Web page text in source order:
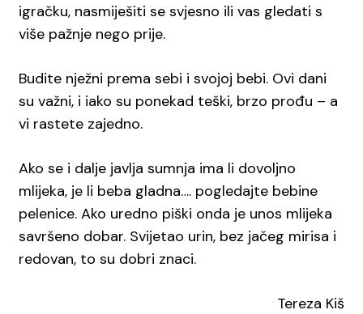
igračku, nasmiješiti se svjesno ili vas gledati s
više pažnje nego prije.
Budite nježni prema sebi i svojoj bebi. Ovi dani
su važni, i iako su ponekad teški, brzo prođu – a
vi rastete zajedno.
Ako se i dalje javlja sumnja ima li dovoljno
mlijeka, je li beba gladna…. pogledajte bebine
pelenice. Ako uredno piški onda je unos mlijeka
savršeno dobar. Svijetao urin, bez jačeg mirisa i
redovan, to su dobri znaci.
Tereza Kiš